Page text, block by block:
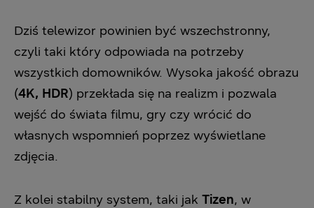
Dziś telewizor powinien być wszechstronny,
czyli taki który odpowiada na potrzeby
wszystkich domowników. Wysoka jakość obrazu
(4K, HDR) przekłada się na realizm i pozwala
wejść do świata filmu, gry czy wrócić do
własnych wspomnień poprzez wyświetlane
zdjęcia.
Z kolei stabilny system, taki jak Tizen, w